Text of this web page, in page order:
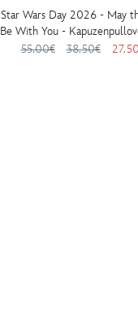
Star Wars Day 2026 - May
Be With You -
Reißverschluss für
55.00€ 38.50€